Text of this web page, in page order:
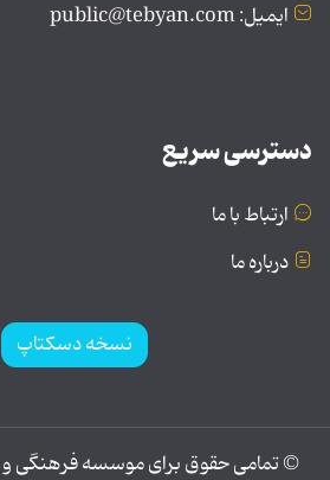
ایمیل: public@tebyan.com
دسترسی سریع
ارتباط با ما
درباره ما
نسخه دسکتاپ
© تمامی حقوق برای موسسه فرهنگی